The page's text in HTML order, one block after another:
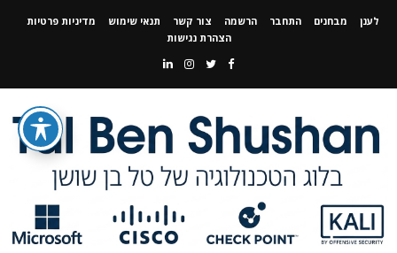
לענן מבחנים התחבר הרשמה צור קשר תנאי שימוש
מדיניות פרטיות
הצהרת נגישות